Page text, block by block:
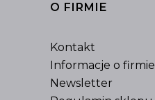
O FIRMIE
Kontakt
Informacje o firmie
Newsletter